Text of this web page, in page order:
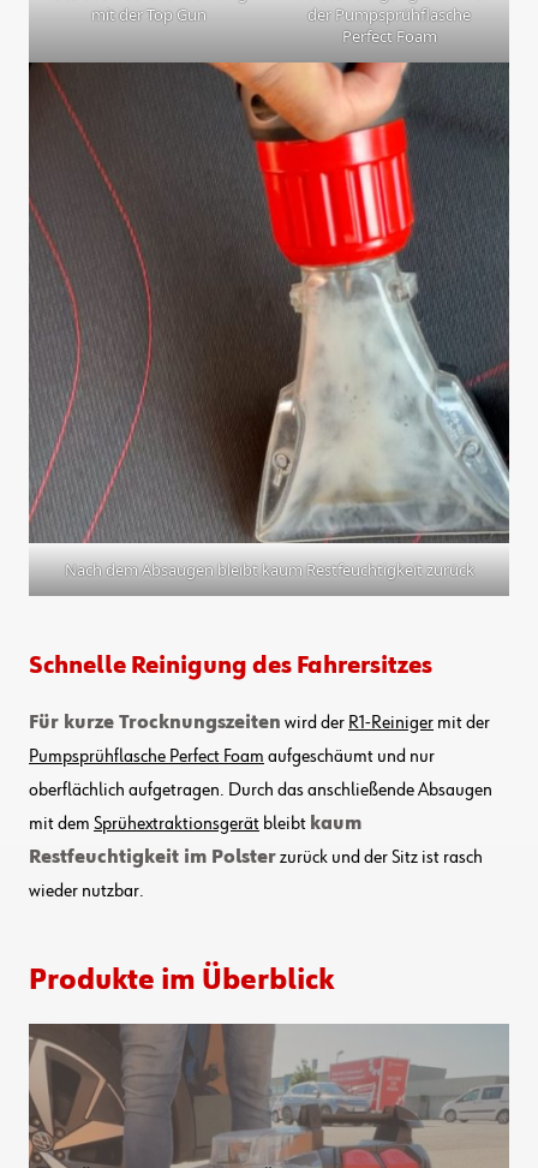
mit der Top Gun
der Pumpsprühflasche
Perfect Foam
Nach dem Absaugen bleibt kaum Restfeuchtigkeit zurück
Schnelle Reinigung des Fahrersitzes
Für kurze Trocknungszeiten wird der R1-Reiniger mit der
Pumpsprühflasche Perfect Foam aufgeschäumt und nur
oberflächlich aufgetragen. Durch das anschließende Absaugen
mit dem Sprühextraktionsgerät bleibt kaum
Restfeuchtigkeit im Polsterzurück und der Sitz ist rasch
wieder nutzbar.
Produkte im Überblick